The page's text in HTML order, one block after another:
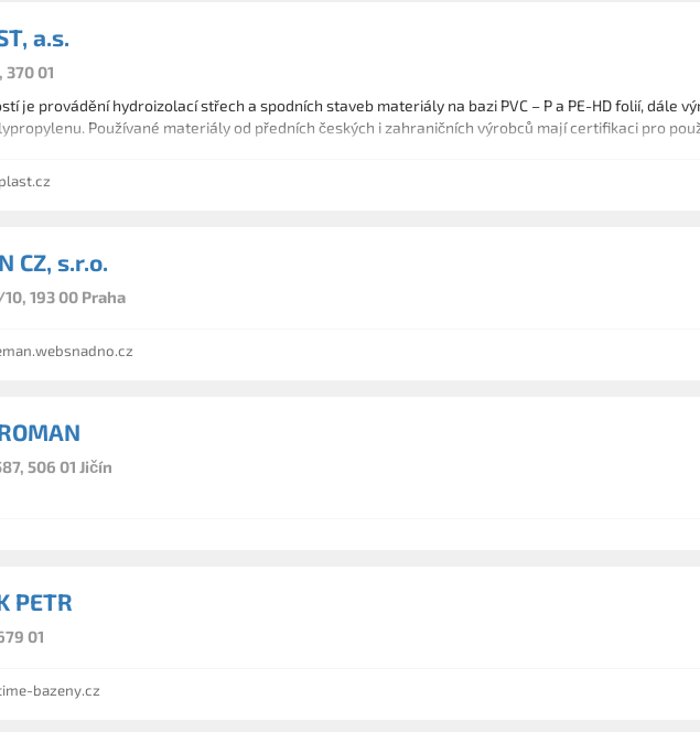
a.s.
01
je provádění hydroizolací střech a spodních staveb materiály na bazi PVC – P a PE-HD folií, dále
Používané materiály od předních českých i zahraničních výrobců mají certifikaci pro
CZ, s.r.o.
193 00 Praha
506 01 Jičín
PETR
01
bazeny.cz